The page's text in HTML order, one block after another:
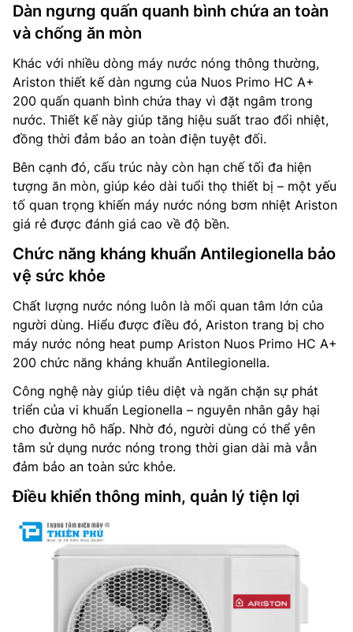
Dàn ngưng quấn quanh bình chứa an toàn
và chống ăn mòn
Khác với nhiều dòng máy nước nóng thông thường,
Ariston thiết kế dàn ngưng của Nuos Primo HC A+
200 quấn quanh bình chứa thay vì đặt ngâm trong
nước. Thiết kế này giúp tăng hiệu suất trao đổi nhiệt,
đồng thời đảm bảo an toàn điện tuyệt đối.
Bên cạnh đó, cấu trúc này còn hạn chế tối đa hiện
tượng ăn mòn, giúp kéo dài tuổi thọ thiết bị – một yếu
tố quan trọng khiến máy nước nóng bơm nhiệt Ariston
giá rẻ được đánh giá cao về độ bền.
Chức năng kháng khuẩn Antilegionella bảo
vệ sức khỏe
Chất lượng nước nóng luôn là mối quan tâm lớn của
người dùng. Hiểu được điều đó, Ariston trang bị cho
máy nước nóng heat pump Ariston Nuos Primo HC A+
200 chức năng kháng khuẩn Antilegionella.
Công nghệ này giúp tiêu diệt và ngăn chặn sự phát
triển của vi khuẩn Legionella – nguyên nhân gây hại
cho đường hô hấp. Nhờ đó, người dùng có thể yên
tâm sử dụng nước nóng trong thời gian dài mà vẫn
đảm bảo an toàn sức khỏe.
Điều khiển thông minh, quản lý tiện lợi